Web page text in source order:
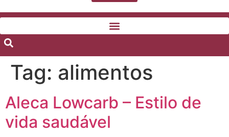
Tag: alimentos
Aleca Lowcarb – Estilo de
vida saudável